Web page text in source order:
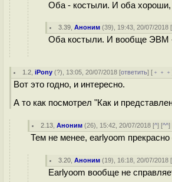
Оба - костыли. И оба хороши,
3.39 ,Аноним (39), 19:43, 20/07/2018 [
Оба костыли. И вообще ЭВМ
1.2 ,iPony (?), 13:05, 20/07/2018 [ответить] [ ﹢﹢﹢
Вот это годно, и интересно.
А то как посмотрел "Как и
2.13 ,Аноним (26), 15:42, 20/07/2018 [^] [^^]
Тем не менее, earlyoom
3.20 ,Аноним (19), 16:18, 20/07/2018 [
Earlyoom вообще не